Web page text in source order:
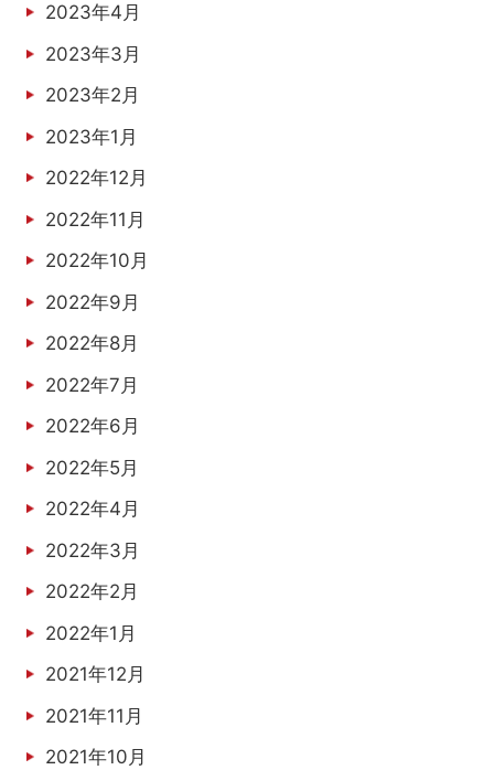
2023年4月
2023年3月
2023年2月
2023年1月
2022年12月
2022年11月
2022年10月
2022年9月
2022年8月
2022年7月
2022年6月
2022年5月
2022年4月
2022年3月
2022年2月
2022年1月
2021年12月
2021年11月
2021年10月